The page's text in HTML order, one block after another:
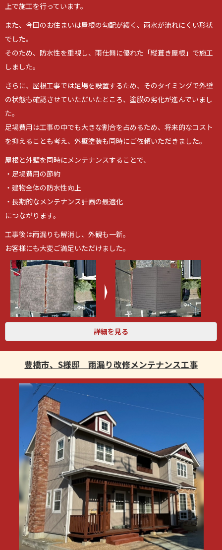
上で施工を行っています。
また、今回のお住まいは屋根の勾配が緩く、雨水が流れにくい形状
でした。
そのため、防水性を重視し、雨仕舞に優れた「縦葺き屋根」で施工
しました。
さらに、屋根工事では足場を設置するため、そのタイミングで外壁
の状態も確認させていただいたところ、塗膜の劣化が進んでいまし
た。
足場費用は工事の中でも大きな割合を占めるため、将来的なコスト
を抑えることも考え、外壁塗装も同時にご依頼いただきました。
屋根と外壁を同時にメンテナンスすることで、
・足場費用の節約
・建物全体の防水性向上
・長期的なメンテナンス計画の最適化
につながります。
工事後は雨漏りも解消し、外観も一新。
お客様にも大変ご満足いただけました。
詳細を見る
豊橋市、S様邸 雨漏り改修メンテナンス工事